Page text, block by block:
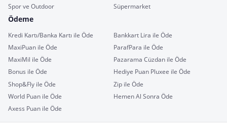
Spor ve Outdoor
Süpermarket
Ödeme
Kredi Kartı/Banka Kartı ile Öde
Bankkart Lira ile Öde
MaxiPuan ile Öde
ParafPara ile Öde
MaxiMil ile Öde
Pazarama Cüzdan ile Öde
Bonus ile Öde
Hediye Puan Pluxee ile Öde
Shop&Fly ile Öde
Zip ile Öde
World Puan ile Öde
Hemen Al Sonra Öde
Axess Puan ile Öde